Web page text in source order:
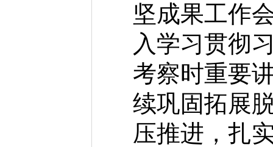
坚成果工作
入学习贯彻
考察时重要
续巩固拓展
压推进，扎